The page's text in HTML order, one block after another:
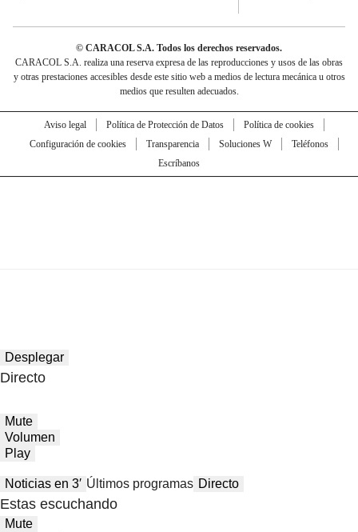
© CARACOL S.A. Todos los derechos reservados.
CARACOL S.A. realiza una reserva expresa de las reproducciones y usos de las obras
y otras prestaciones accesibles desde este sitio web a medios de lectura mecánica u otros
medios que resulten adecuados.
Aviso legal Política de Protección de Datos
Política de cookies
Configuración de cookies
Transparencia Soluciones W
Teléfonos
Escríbanos
Desplegar
Directo
Mute
Volumen
Play
Noticias en 3′ Últimos programas Directo
Estas escuchando
Mute